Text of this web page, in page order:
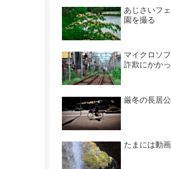
あじさいフ
園を撮る
マイクロソ
詐欺にかか
厳冬の長居
たまには動